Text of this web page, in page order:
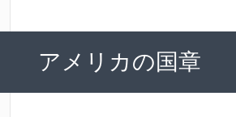
アメリカの国章